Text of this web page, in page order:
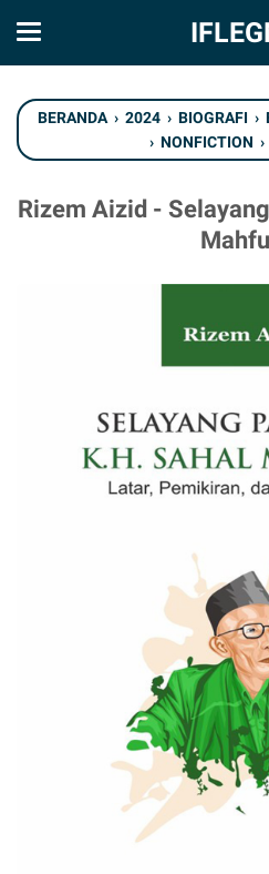
BERANDA › 2024 › BIOGRAFI ›
› NONFICTION ›
Rizem Aizid -